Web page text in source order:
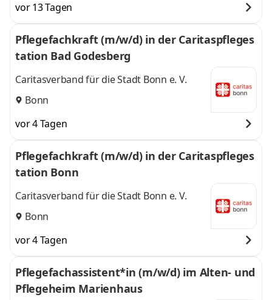
vor 13 Tagen
Pflegefachkraft (m/w/d) in der Caritaspfleges
tation Bad Godesberg
Caritasverband für die Stadt Bonn e. V.
Bonn
vor 4 Tagen
Pflegefachkraft (m/w/d) in der Caritaspfleges
tation Bonn
Caritasverband für die Stadt Bonn e. V.
Bonn
vor 4 Tagen
Pflegefachassistent*in (m/w/d) im Alten- und
Pflegeheim Marienhaus